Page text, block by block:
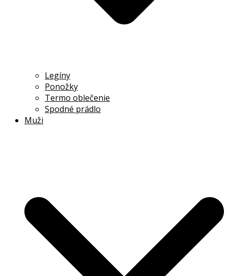
Legíny
Ponožky
Termo oblečenie
Spodné prádlo
Muži